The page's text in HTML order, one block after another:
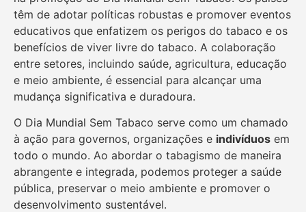
têm de adotar políticas robustas e promover eventos
educativos que enfatizem os perigos do tabaco e os
benefícios de viver livre do tabaco. A colaboração
entre setores, incluindo saúde, agricultura, educação
e meio ambiente, é essencial para alcançar uma
mudança significativa e duradoura.
O Dia Mundial Sem Tabaco serve como um chamado
à ação para governos, organizações e indivíduos em
todo o mundo. Ao abordar o tabagismo de maneira
abrangente e integrada, podemos proteger a saúde
pública, preservar o meio ambiente e promover o
desenvolvimento sustentável.